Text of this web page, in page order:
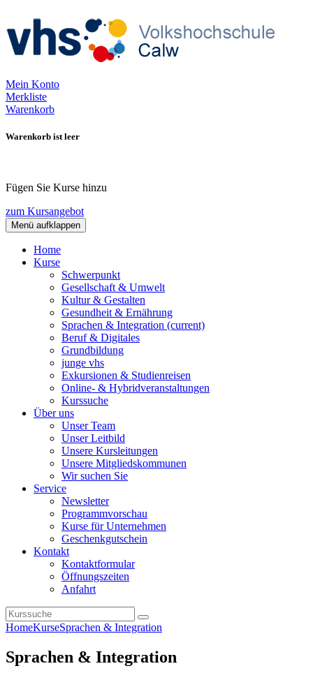
Mein Konto
Merkliste
Warenkorb
Warenkorb ist leer
Fügen Sie Kurse hinzu
zum Kursangebot
Menü aufklappen
Home
Kurse
Schwerpunkt
Gesellschaft & Umwelt
Kultur & Gestalten
Gesundheit & Ernährung
Sprachen & Integration (current)
Beruf & Digitales
Grundbildung
junge vhs
Exkursionen & Studienreisen
Online- & Hybridveranstaltungen
Kurssuche
Über uns
Unser Team
Unser Leitbild
Unsere Kursleitungen
Unsere Mitgliedskommunen
Wir suchen Sie
Service
Newsletter
Programmvorschau
Kurse für Unternehmen
Geschenkgutschein
Kontakt
Kontaktformular
Öffnungszeiten
Anfahrt
HomeKurseSprachen & Integration
Sprachen & Integration